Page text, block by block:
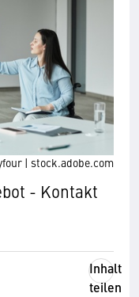
| stock.adobe.com
- Kontakt
Inhalt
teilen